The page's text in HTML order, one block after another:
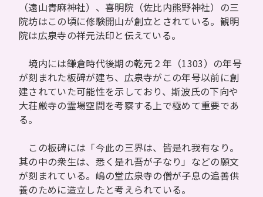
（遠山青麻神社）、喜明院（佐比内熊野神社）の三
院坊はこの頃に修験開山が創立とされている。観明
院は広泉寺の祥元法印と伝えている。
境内には鎌倉時代後期の乾元２年（1303）の年号
が刻まれた板碑が建ち、広泉寺がこの年号以前に創
建されていた可能性を示しており、斯波氏の下向や
大荘厳寺の霊場空間を考察する上で極めて重要であ
る。
この板碑には「今此の三界は、皆是れ我有なり。
其の中の衆生は、悉く是れ吾が子なり」などの願文
が刻まれている。嶋の堂広泉寺の僧が子息の追善供
養のために造立したと考えられている。